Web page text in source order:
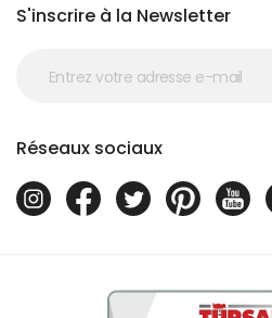
S'inscrire à la Newsletter
Réseaux sociaux